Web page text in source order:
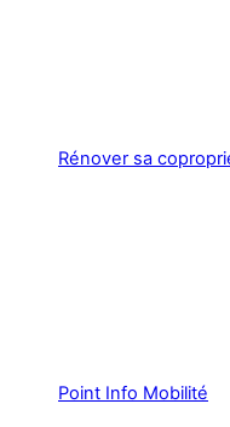
Rénover sa
Point Info Mobilité